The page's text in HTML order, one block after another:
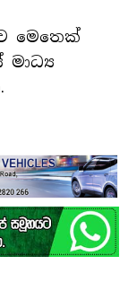
මෙතෙක්
මාධ්‍ය